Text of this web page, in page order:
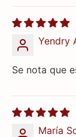
Yendry
Se nota que
María